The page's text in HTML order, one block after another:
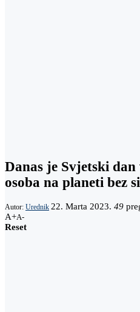
Danas je Svjetski
osoba na planeti bez
Autor: Urednik 22. Marta 2023. 49
A+A-
Reset